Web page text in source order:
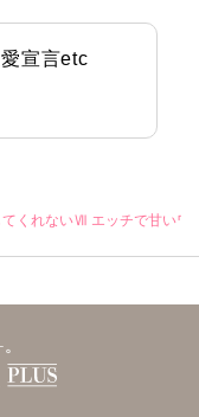
宣言etc
くれないⅦ エッチで甘いワ